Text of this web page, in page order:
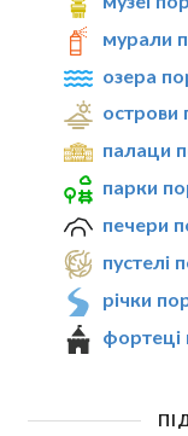
мурали
озера
палаци
парки
печери
пустелі
річки